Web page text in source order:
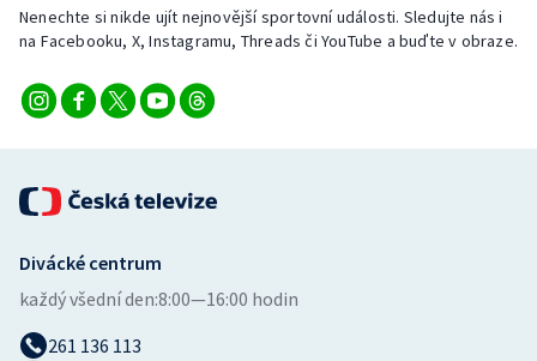
Vodní slalom
Volejbal
Ostatní
Nenechte si nikde ujít nejnovější sportovní události. Sledujte nás i
na Facebooku, X, Instagramu, Threads či YouTube a buďte v obraze.
Divácké centrum
každý všední den:8:00—16:00 hodin
261 136 113